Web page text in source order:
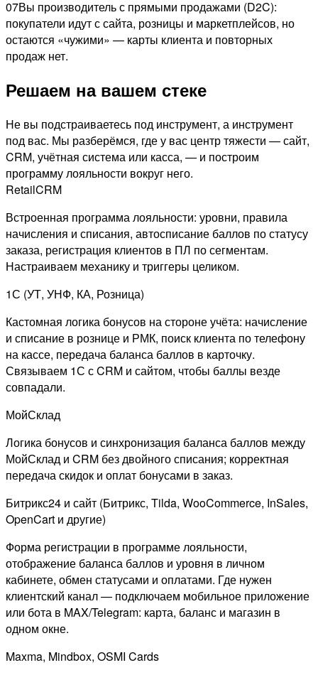
07Вы производитель с прямыми продажами (D2C):
покупатели идут с сайта, розницы и маркетплейсов, но
остаются «чужими» — карты клиента и повторных
продаж нет.
Решаем на вашем стеке
Не вы подстраиваетесь под инструмент, а инструмент
под вас. Мы разберёмся, где у вас центр тяжести — сайт,
CRM, учётная система или касса, — и построим
программу лояльности вокруг него.
RetailCRM
Встроенная программа лояльности: уровни, правила
начисления и списания, автосписание баллов по статусу
заказа, регистрация клиентов в ПЛ по сегментам.
Настраиваем механику и триггеры целиком.
1С (УТ, УНФ, КА, Розница)
Кастомная логика бонусов на стороне учёта: начисление
и списание в рознице и РМК, поиск клиента по телефону
на кассе, передача баланса баллов в карточку.
Связываем 1С с CRM и сайтом, чтобы баллы везде
совпадали.
МойСклад
Логика бонусов и синхронизация баланса баллов между
МойСклад и CRM без двойного списания; корректная
передача скидок и оплат бонусами в заказ.
Битрикс24 и сайт (Битрикс, Tilda, WooCommerce, InSales,
OpenCart и другие)
Форма регистрации в программе лояльности,
отображение баланса баллов и уровня в личном
кабинете, обмен статусами и оплатами. Где нужен
клиентский канал — подключаем мобильное приложение
или бота в MAX/Telegram: карта, баланс и магазин в
одном окне.
Maxma, Mindbox, OSMI Cards